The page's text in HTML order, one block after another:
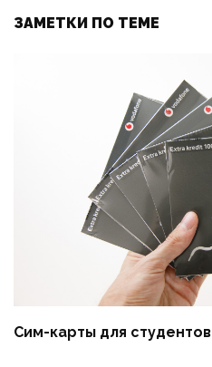
ЗАМЕТКИ ПО ТЕМЕ
Сим-карты для студентов